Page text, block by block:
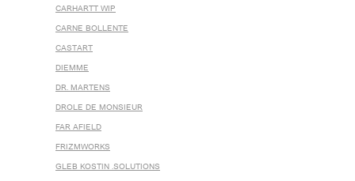
CARHARTT WIP
CARNE BOLLENTE
CASTART
DIEMME
DR. MARTENS
DROLE DE MONSIEUR
FAR AFIELD
FRIZMWORKS
GLEB KOSTIN .SOLUTIONS